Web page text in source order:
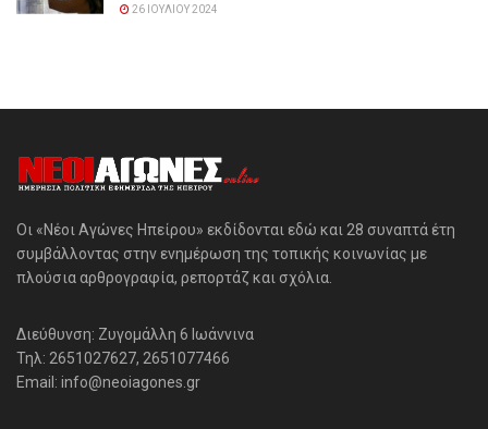
26 ΙΟΥΛΊΟΥ 2024
Οι «Νέοι Αγώνες Ηπείρου» εκδίδονται εδώ και 28 συναπτά έτη
συμβάλλοντας στην ενημέρωση της τοπικής κοινωνίας με
πλούσια αρθρογραφία, ρεπορτάζ και σχόλια.
Διεύθυνση: Ζυγομάλλη 6 Ιωάννινα
Τηλ: 2651027627, 2651077466
Email: info@neoiagones.gr